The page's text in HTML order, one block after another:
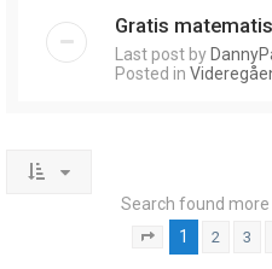
Gratis
Last post by
Posted in
Search found
Page of 20
1 2 3